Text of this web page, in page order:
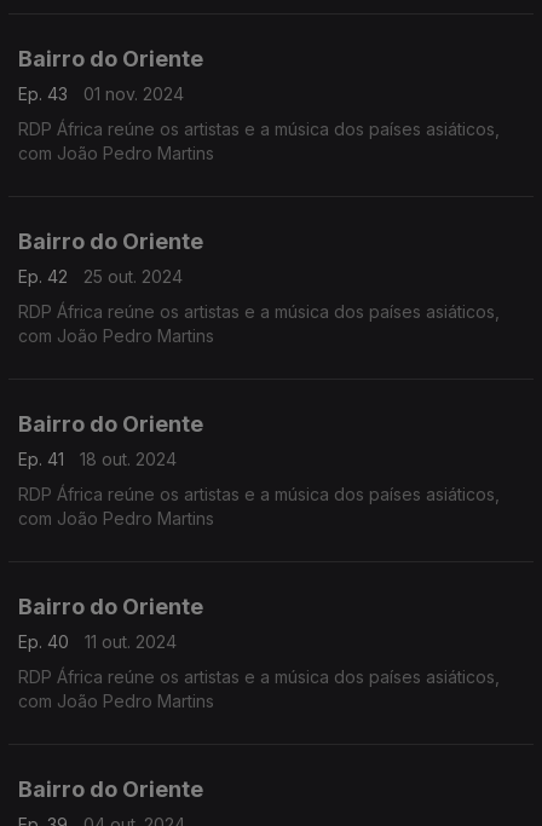
Bairro do Oriente
Ep. 43
01 nov. 2024
RDP África reúne os artistas e a música dos países asiáticos,
com João Pedro Martins
Bairro do Oriente
Ep. 42
25 out. 2024
RDP África reúne os artistas e a música dos países asiáticos,
com João Pedro Martins
Bairro do Oriente
Ep. 41
18 out. 2024
RDP África reúne os artistas e a música dos países asiáticos,
com João Pedro Martins
Bairro do Oriente
Ep. 40
11 out. 2024
RDP África reúne os artistas e a música dos países asiáticos,
com João Pedro Martins
Bairro do Oriente